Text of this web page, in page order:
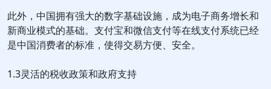
此外，中国拥有强大的数字基础设施，成为电子商务增长和
新商业模式的基础。支付宝和微信支付等在线支付系统已经
是中国消费者的标准，使得交易方便、安全。
1.3灵活的税收政策和政府支持